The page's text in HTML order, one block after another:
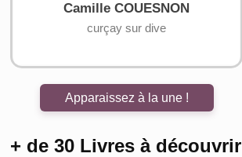
Camille COUESNON
curçay sur dive
Apparaissez à la une !
+ de 30 Livres à découvrir